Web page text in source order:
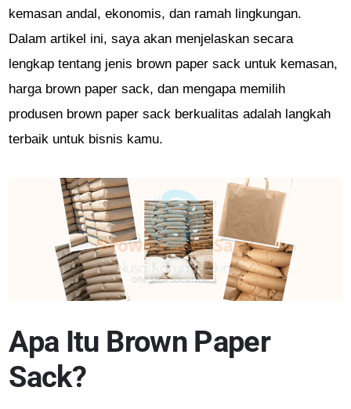
kemasan andal, ekonomis, dan ramah lingkungan.
Dalam artikel ini, saya akan menjelaskan secara
lengkap tentang jenis brown paper sack untuk kemasan,
harga brown paper sack, dan mengapa memilih
produsen brown paper sack berkualitas adalah langkah
terbaik untuk bisnis kamu.
Apa Itu Brown Paper
Sack?